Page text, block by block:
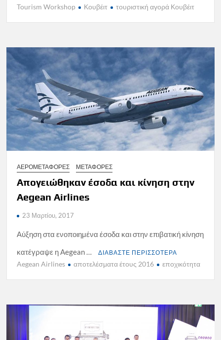
Tourism Workshop
Κουβέιτ τουριστική αγορά Κουβέιτ
ΑΕΡΟΜΕΤΑΦΟΡΕΣ ΜΕΤΑΦΟΡΕΣ
Απογειώθηκαν έσοδα και κίνηση στην
Aegean Airlines
23 Μαρτίου, 2017
Αύξηση στα ενοποιημένα έσοδα και στην επιβατική κίνηση
κατέγραψε η Aegean …
ΔΙΑΒΑΣΤΕ ΠΕΡΙΣΣΟΤΕΡΑ
Aegean Airlines αποτελέσματα έτους 2016 εποχικότητα